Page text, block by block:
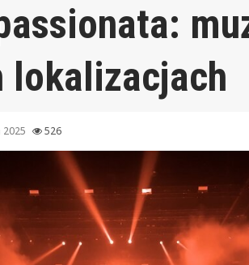
lokalizacjach
2025 526